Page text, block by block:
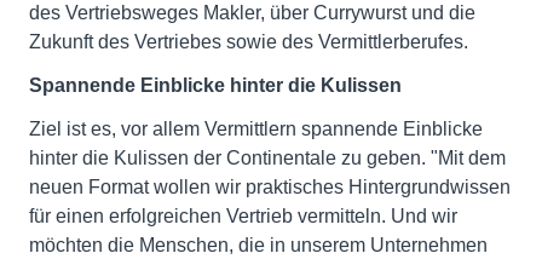
des Vertriebsweges Makler, über Currywurst und die
Zukunft des Vertriebes sowie des Vermittlerberufes.
Spannende Einblicke hinter die Kulissen
Ziel ist es, vor allem Vermittlern spannende Einblicke
hinter die Kulissen der Continentale zu geben. "Mit dem
neuen Format wollen wir praktisches Hintergrundwissen
für einen erfolgreichen Vertrieb vermitteln. Und wir
möchten die Menschen, die in unserem Unternehmen